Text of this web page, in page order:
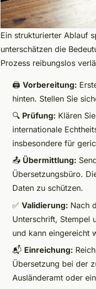
Ein strukturierter Ablauf
unterschätzen die
Prozess reibungslos
🖨️ Vorbereitung:
hinten. Stellen Sie
🔍 Prüfung: Klären
internationale
insbesondere für
📤 Übermittlung:
Übersetzungsbüro.
Daten zu schützen.
✅ Validierung: Nach
Unterschrift, Stempel
und kann eingereicht
📬 Einreichung:
Übersetzung bei der
Ausländeramt oder